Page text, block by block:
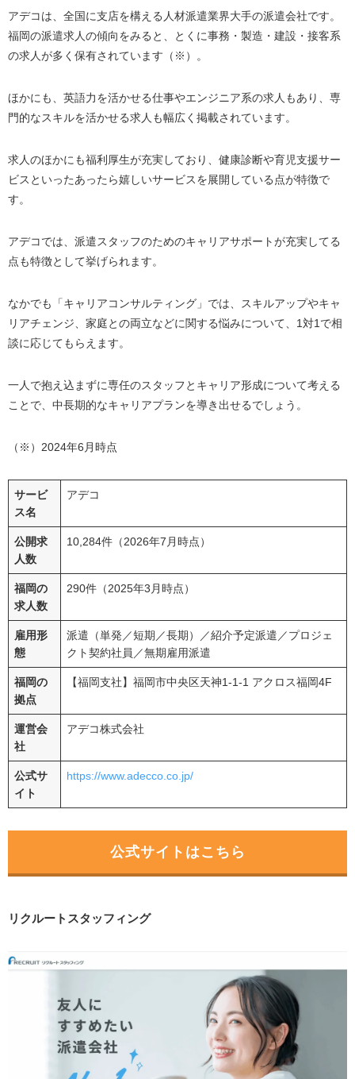
福岡の派遣会社の登録で失敗しない6つのコツ
1.複数の派遣会社に登録する
2.就労条件の優先順位を決めておく
3.スキルやキャリアは正直に伝える
4.レスポンスを早くする
福岡の派遣会社利用でよくある質問
派遣社員でも有給休暇を取得できますか？
未経験で派遣社員になれますか？
退会する際はどのような手続きが必要ですか？
最後に｜福岡の派遣会社を最大限活用して希望の求人を
見つけよう
アデコは、全国に支店を構える人材派遣業界大手の派遣会社です。
福岡の派遣求人の傾向をみると、とくに事務・製造・建設・接客系
の求人が多く保有されています（※）。
ほかにも、英語力を活かせる仕事やエンジニア系の求人もあり、専
門的なスキルを活かせる求人も幅広く掲載されています。
求人のほかにも福利厚生が充実しており、健康診断や育児支援サー
ビスといったあったら嬉しいサービスを展開している点が特徴で
す。
アデコでは、派遣スタッフのためのキャリアサポートが充実してる
点も特徴として挙げられます。
なかでも「キャリアコンサルティング」では、スキルアップやキャ
リアチェンジ、家庭との両立などに関する悩みについて、1対1で相
談に応じてもらえます。
一人で抱え込まずに専任のスタッフとキャリア形成について考える
ことで、中長期的なキャリアプランを導き出せるでしょう。
（※）2024年6月時点
サービ
ス名
アデコ
公開求
人数
10,284件（2026年7月時点）
福岡の
求人数
290件（2025年3月時点）
雇用形
態
派遣（単発／短期／長期）／紹介予定派遣／プロジェ
クト契約社員／無期雇用派遣
福岡の
拠点
【福岡支社】福岡市中央区天神1-1-1 アクロス福岡4F
運営会
社
アデコ株式会社
公式サ
イト
https://www.adecco.co.jp/
公式サイトはこちら
リクルートスタッフィング